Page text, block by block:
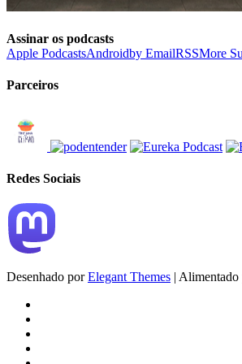
Assinar os podcasts
Apple PodcastsAndroidby EmailRSSMore
Parceiros
Redes Sociais
Desenhado porElegant Themes |